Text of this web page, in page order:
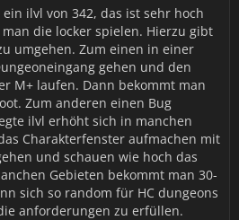
ilvl von 342, das ist sehr hoch
die locker spielen. Hierzu gibt
umgehen. Zum einen in einer
gehen und den
M+ laufen. Dann bekommt man
Zum anderen einen Bug
ilvl erhöht sich in manchen
Charakterfenster aufmachen mit
und schauen wie hoch das
Gebieten bekommt man 30-
sich so random für HC dungeons
anforderungen zu erfüllen.